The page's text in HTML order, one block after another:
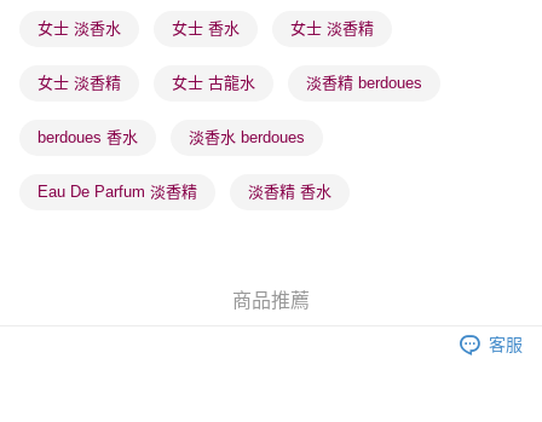
物流公司進行物流配送
取。逾期會取消訂單，並不會安排重寄
取。逾期會取消訂單，並不會安排重寄
女士 淡香水 女士 香水 女士 淡香精
女士 淡香精 女士 古龍水 淡香精 berdoues
berdoues 香水 淡香水 berdoues
Eau De Parfum 淡香精 淡香精 香水
商品推薦
客服